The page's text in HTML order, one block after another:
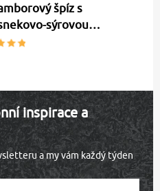
špíz s
sýrovou…
inspirace a
a my vám každý týden